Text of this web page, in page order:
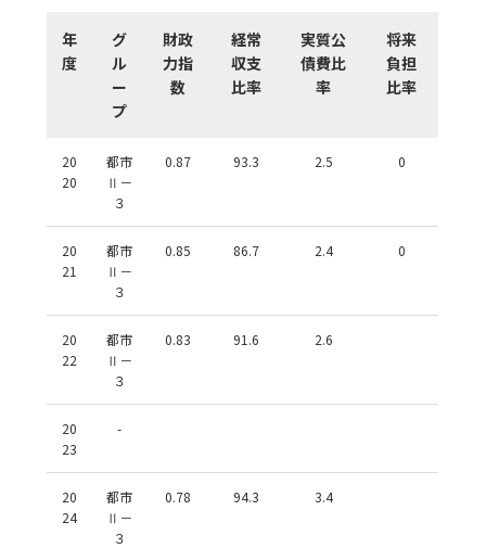
年
度
グ
ル
ー
プ
財政
力指
数
経常
収支
比率
実質公
債費比
率
将来
負担
比率
20
20
都市
Ⅱ－
３
0.87 93.3 2.5 0
20
21
都市
Ⅱ－
３
0.85 86.7 2.4 0
20
22
都市
Ⅱ－
３
0.83 91.6 2.6
20
23
-
20
24
都市
Ⅱ－
３
0.78 94.3 3.4